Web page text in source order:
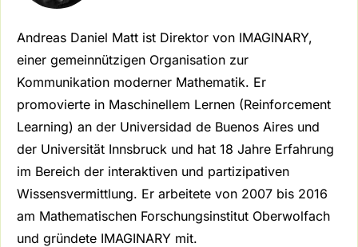
Andreas Daniel Matt ist Direktor von IMAGINARY,
einer gemeinnützigen Organisation zur
Kommunikation moderner Mathematik. Er
promovierte in Maschinellem Lernen (Reinforcement
Learning) an der Universidad de Buenos Aires und
der Universität Innsbruck und hat 18 Jahre Erfahrung
im Bereich der interaktiven und partizipativen
Wissensvermittlung. Er arbeitete von 2007 bis 2016
am Mathematischen Forschungsinstitut Oberwolfach
und gründete IMAGINARY mit.